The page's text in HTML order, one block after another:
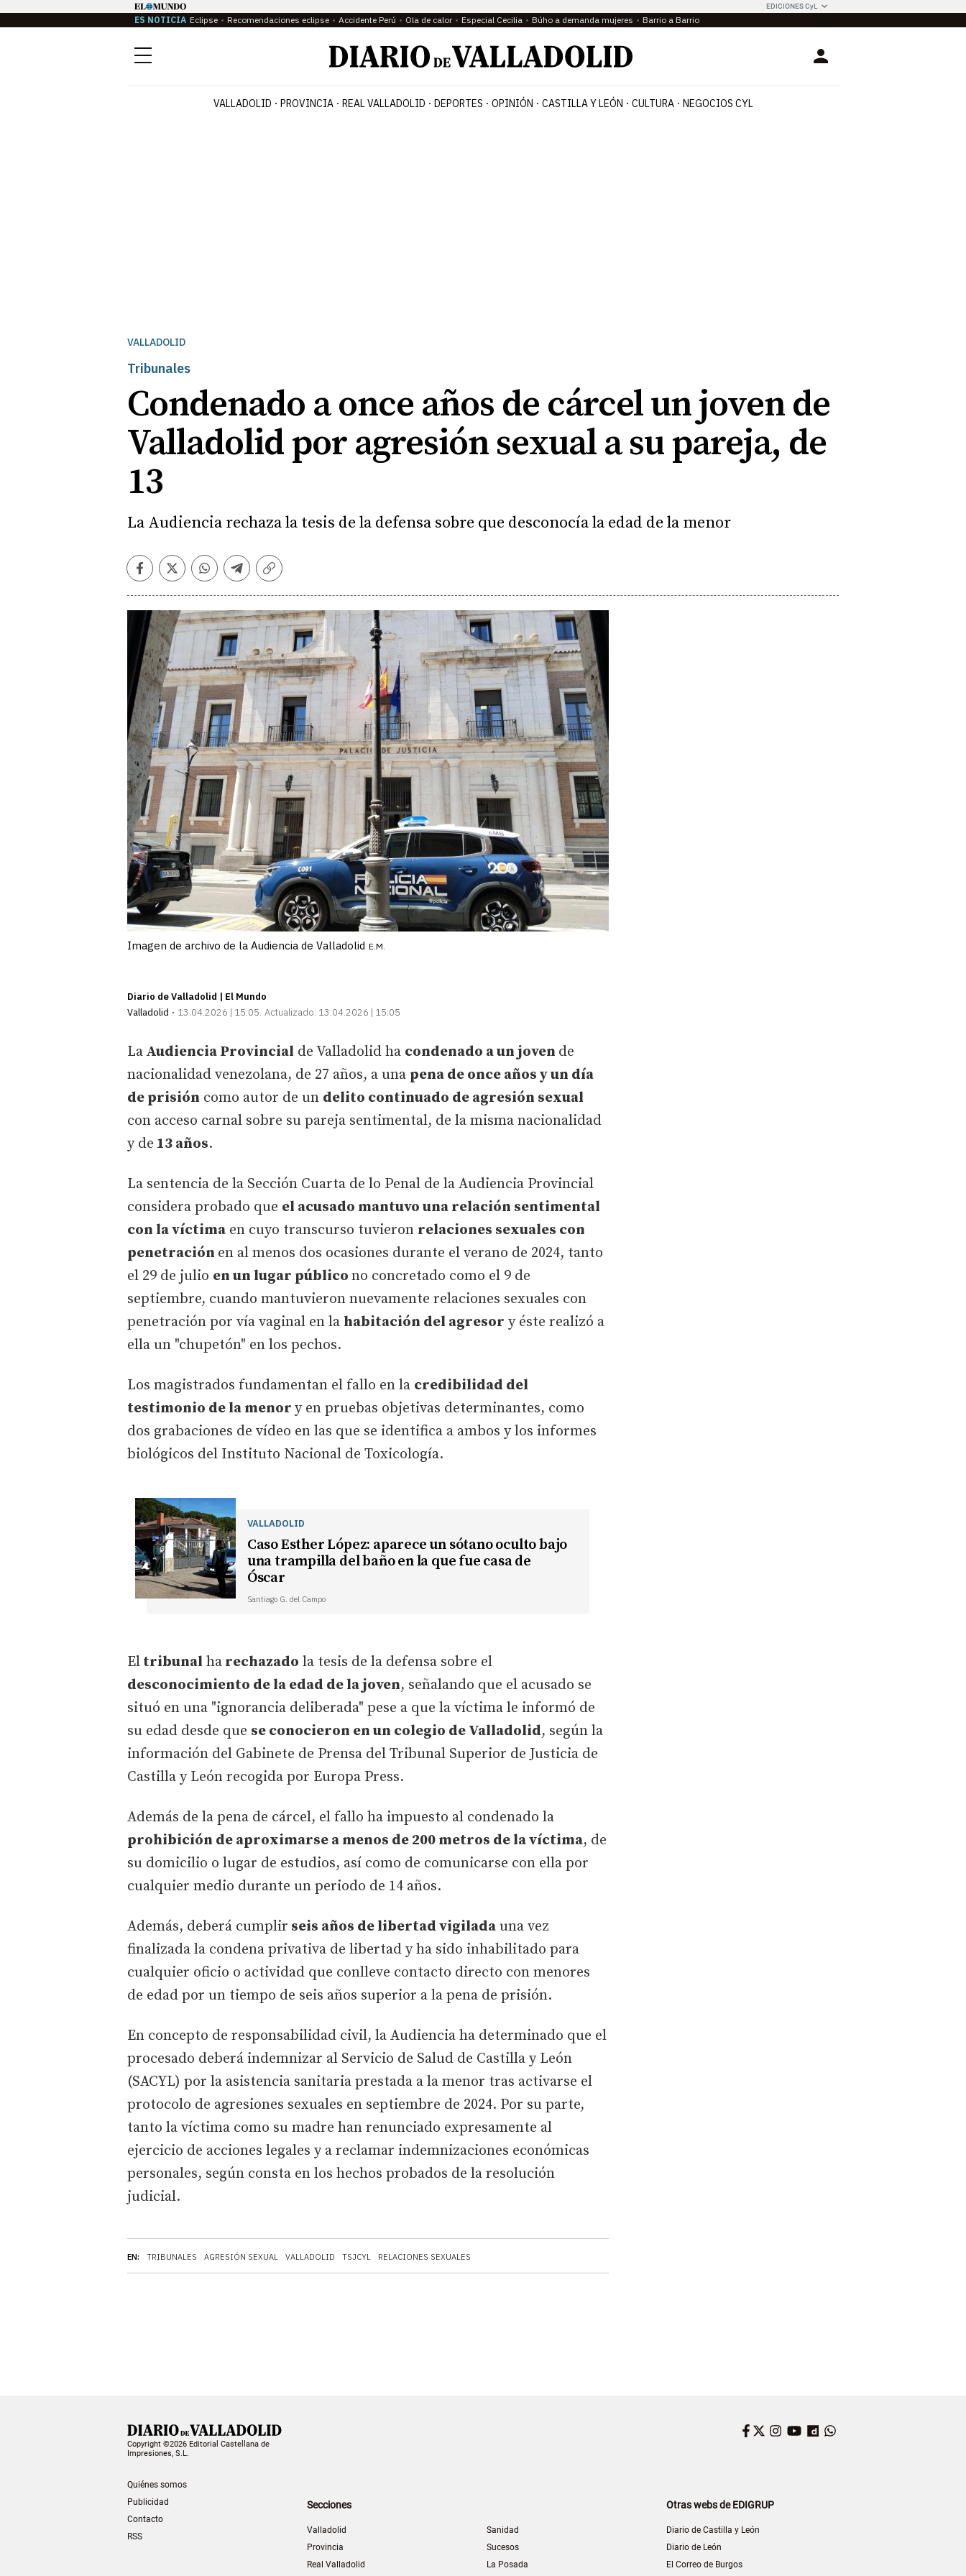
EDICIONES CyL
ES NOTICIA Eclipse Recomendaciones eclipse Accidente Perú Ola de calor Especial Cecilia Búho a demanda mujeres Barrio a Barrio
Menú Login
VALLADOLID PROVINCIA REAL VALLADOLID DEPORTES OPINIÓN CASTILLA Y LEÓN CULTURA NEGOCIOS CYL
VALLADOLID
Tribunales
Condenado a once años de cárcel un joven de
Valladolid por agresión sexual a su pareja, de
13
La Audiencia rechaza la tesis de la defensa sobre que desconocía la edad de la menor
Facebook
TwitterWhatsapp
Telegram
Copiar
Imagen de archivo de la Audiencia de Valladolid E.M.
Diario de Valladolid | El Mundo
Valladolid
13.04.2026 | 15:05 Actualizado: 13.04.2026 | 15:05
EN: TRIBUNALES AGRESIÓN SEXUAL VALLADOLID TSJCYL RELACIONES SEXUALES
La Audiencia Provincial de Valladolid ha condenado a un joven de
nacionalidad venezolana, de 27 años, a una pena de once años y un día
de prisión como autor de un delito continuado de agresión sexual
con acceso carnal sobre su pareja sentimental, de la misma nacionalidad
y de 13 años.
La sentencia de la Sección Cuarta de lo Penal de la Audiencia Provincial
considera probado que el acusado mantuvo una relación sentimental
con la víctima en cuyo transcurso tuvieron relaciones sexuales con
penetración en al menos dos ocasiones durante el verano de 2024, tanto
el 29 de julio en un lugar público no concretado como el 9 de
septiembre, cuando mantuvieron nuevamente relaciones sexuales con
penetración por vía vaginal en la habitación del agresor y éste realizó a
ella un "chupetón" en los pechos.
Los magistrados fundamentan el fallo en la credibilidad del
testimonio de la menor y en pruebas objetivas determinantes, como
dos grabaciones de vídeo en las que se identifica a ambos y los informes
biológicos del Instituto Nacional de Toxicología.
VALLADOLID
Caso Esther López: aparece un sótano oculto bajo
una trampilla del baño en la que fue casa de
Óscar
Santiago G. del Campo
El tribunal ha rechazado la tesis de la defensa sobre el
desconocimiento de la edad de la joven, señalando que el acusado se
situó en una "ignorancia deliberada" pese a que la víctima le informó de
su edad desde que se conocieron en un colegio de Valladolid, según la
información del Gabinete de Prensa del Tribunal Superior de Justicia de
Castilla y León recogida por Europa Press.
Además de la pena de cárcel, el fallo ha impuesto al condenado la
prohibición de aproximarse a menos de 200 metros de la víctima, de
su domicilio o lugar de estudios, así como de comunicarse con ella por
cualquier medio durante un periodo de 14 años.
Además, deberá cumplir seis años de libertad vigilada una vez
finalizada la condena privativa de libertad y ha sido inhabilitado para
cualquier oficio o actividad que conlleve contacto directo con menores
de edad por un tiempo de seis años superior a la pena de prisión.
En concepto de responsabilidad civil, la Audiencia ha determinado que el
procesado deberá indemnizar al Servicio de Salud de Castilla y León
(SACYL) por la asistencia sanitaria prestada a la menor tras activarse el
protocolo de agresiones sexuales en septiembre de 2024. Por su parte,
tanto la víctima como su madre han renunciado expresamente al
ejercicio de acciones legales y a reclamar indemnizaciones económicas
personales, según consta en los hechos probados de la resolución
judicial.
Copyright ©2026 Editorial Castellana de
Impresiones, S.L.
Quiénes somos
Publicidad
Contacto
RSS
Facebook
Twitter
Instagram
YouTube
Dailymotion
Secciones
Valladolid
Provincia
Real Valladolid
Sanidad
Sucesos
La Posada
Otras webs de EDIGRUP
Diario de Castilla y León
Diario de León
El Correo de Burgos